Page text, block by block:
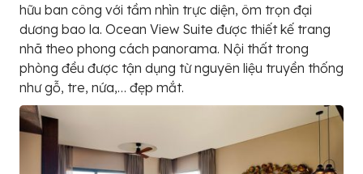
hữu ban công với tầm nhìn trực diện, ôm trọn đại
dương bao la. Ocean View Suite được thiết kế trang
nhã theo phong cách panorama. Nội thất trong
phòng đều được tận dụng từ nguyên liệu truyền thống
như gỗ, tre, nứa,… đẹp mắt.